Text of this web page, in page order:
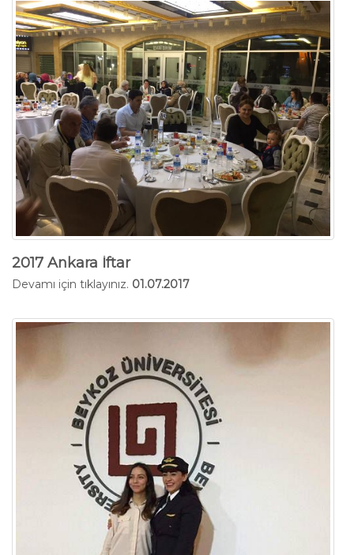
2017 Ankara İftar
Devamı için tıklayınız. 01.07.2017